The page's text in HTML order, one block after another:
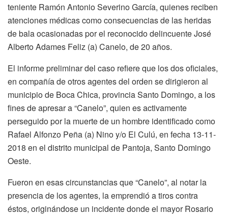
teniente Ramón Antonio Severino García, quienes reciben
atenciones médicas como consecuencias de las heridas
de bala ocasionadas por el reconocido delincuente José
Alberto Adames Feliz (a) Canelo, de 20 años.
El informe preliminar del caso refiere que los dos oficiales,
en compañía de otros agentes del orden se dirigieron al
municipio de Boca Chica, provincia Santo Domingo, a los
fines de apresar a “Canelo”, quien es activamente
perseguido por la muerte de un hombre identificado como
Rafael Alfonzo Peña (a) Nino y/o El Culú, en fecha 13-11-
2018 en el distrito municipal de Pantoja, Santo Domingo
Oeste.
Fueron en esas circunstancias que “Canelo”, al notar la
presencia de los agentes, la emprendió a tiros contra
éstos, originándose un incidente donde el mayor Rosario